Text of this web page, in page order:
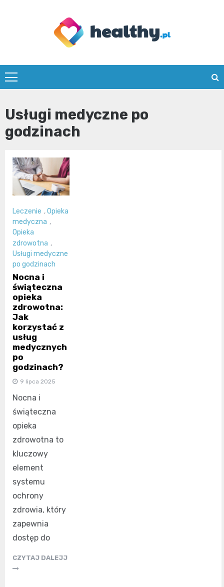
healthy.pl
Usługi medyczne po
godzinach
Leczenie ,Opieka
medyczna ,
Opieka
zdrowotna ,
Usługi medyczne
po godzinach
Nocna i
świąteczna
opieka
zdrowotna:
Jak
korzystać z
usług
medycznych
po
godzinach?
9 lipca 2025
Nocna i
świąteczna
opieka
zdrowotna to
kluczowy
element
systemu
ochrony
zdrowia, który
zapewnia
dostęp do
CZYTAJ DALEJJ